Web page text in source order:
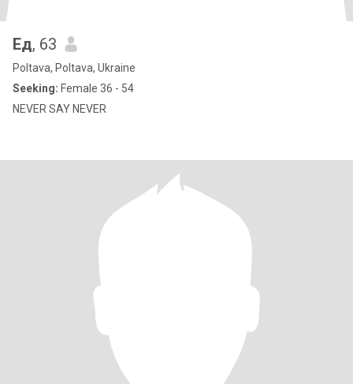
Ед, 63
Poltava, Poltava, Ukraine
Seeking: Female 36 - 54
NEVER SAY NEVER